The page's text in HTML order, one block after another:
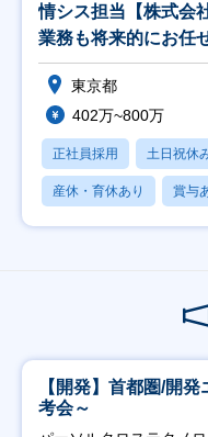
情シス担当【株式会
業務も将来的にお任
東京都
402万~800万
正社員採用 土日祝休
産休・育休あり 賞与
【開発】首都圏/開
考会～